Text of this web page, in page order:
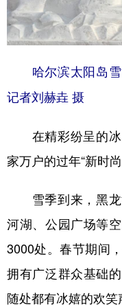
哈尔滨太阳岛雪
记者刘赫垚 摄
在精彩纷呈的冰
家万户的过年“新时尚
雪季到来，黑龙
河湖、公园广场等
3000处。春节期间
拥有广泛群众基础
随处都有冰嬉的欢笑